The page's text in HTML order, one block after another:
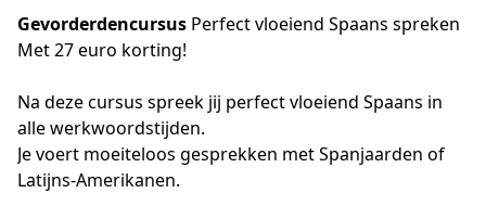
Gevorderdencursus Perfect vloeiend Spaans spreken
Met 27 euro korting!
Na deze cursus spreek jij perfect vloeiend Spaans in
alle werkwoordstijden.
Je voert moeiteloos gesprekken met Spanjaarden of
Latijns-Amerikanen.